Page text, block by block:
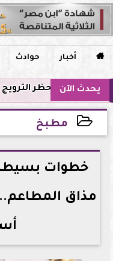
 أخبار حوادث
يحدث الآن
وحظر الترويج
مطبخ
2026-06-03 14:14:06
خطوات بسيطة
مذاق